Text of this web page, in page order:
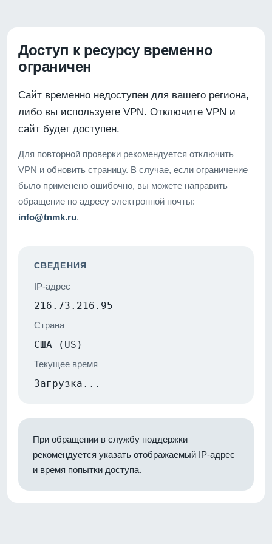
Доступ к ресурсу временно
ограничен
Сайт временно недоступен для вашего региона,
либо вы используете VPN. Отключите VPN и
сайт будет доступен.
Для повторной проверки рекомендуется отключить
VPN и обновить страницу. В случае, если ограничение
было применено ошибочно, вы можете направить
обращение по адресу электронной почты:
info@tnmk.ru.
СВЕДЕНИЯ
IP-адрес
216.73.216.95
Страна
США (US)
Текущее время
Загрузка...
При обращении в службу поддержки
рекомендуется указать отображаемый IP-адрес
и время попытки доступа.